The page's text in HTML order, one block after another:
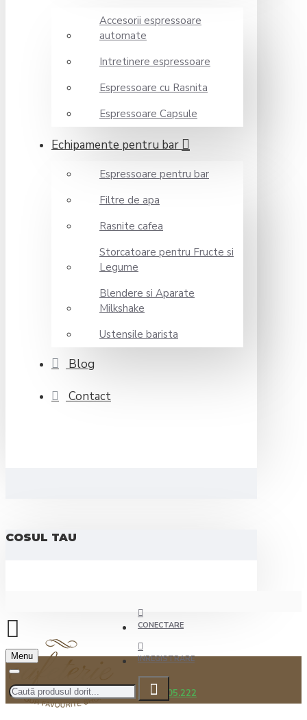
Accesorii espressoare
automate
Intretinere espressoare
Espressoare cu Rasnita
Espressoare Capsule
Echipamente pentru bar
Espressoare pentru bar
Filtre de apa
Rasnite cafea
Storcatoare pentru Fructe si
Legume
Blendere si Aparate
Milkshake
Ustensile barista
Blog
Contact
COSUL TAU
CONECTARE
INREGISTRARE
0722.505.222
Menu